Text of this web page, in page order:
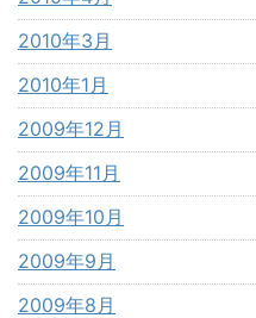
2010年3月
2010年1月
2009年12月
2009年11月
2009年10月
2009年9月
2009年8月